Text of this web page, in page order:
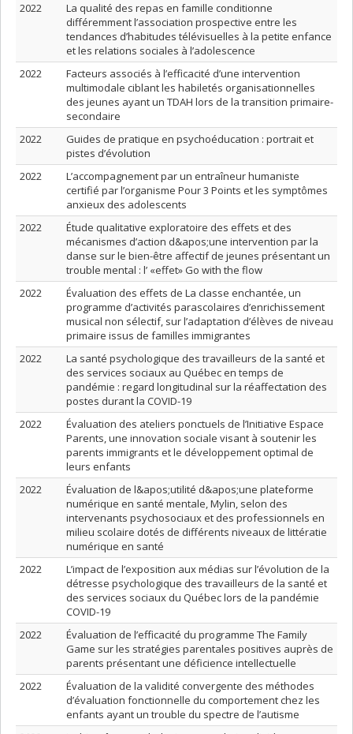
2022
La qualité des repas en famille conditionne
différemment l’association prospective entre les
tendances d’habitudes télévisuelles à la petite enfance
et les relations sociales à l’adolescence
2022
Facteurs associés à l’efficacité d’une intervention
multimodale ciblant les habiletés organisationnelles
des jeunes ayant un TDAH lors de la transition primaire-
secondaire
2022
Guides de pratique en psychoéducation : portrait et
pistes d’évolution
2022
L’accompagnement par un entraîneur humaniste
certifié par l’organisme Pour 3 Points et les symptômes
anxieux des adolescents
2022
Étude qualitative exploratoire des effets et des
mécanismes d’action d&apos;une intervention par la
danse sur le bien-être affectif de jeunes présentant un
trouble mental : l’ «effet» Go with the flow
2022
Évaluation des effets de La classe enchantée, un
programme d’activités parascolaires d’enrichissement
musical non sélectif, sur l’adaptation d’élèves de niveau
primaire issus de familles immigrantes
2022
La santé psychologique des travailleurs de la santé et
des services sociaux au Québec en temps de
pandémie : regard longitudinal sur la réaffectation des
postes durant la COVID-19
2022
Évaluation des ateliers ponctuels de l’Initiative Espace
Parents, une innovation sociale visant à soutenir les
parents immigrants et le développement optimal de
leurs enfants
2022
Évaluation de l&apos;utilité d&apos;une plateforme
numérique en santé mentale, Mylin, selon des
intervenants psychosociaux et des professionnels en
milieu scolaire dotés de différents niveaux de littératie
numérique en santé
2022
L’impact de l’exposition aux médias sur l’évolution de la
détresse psychologique des travailleurs de la santé et
des services sociaux du Québec lors de la pandémie
COVID-19
2022
Évaluation de l’efficacité du programme The Family
Game sur les stratégies parentales positives auprès de
parents présentant une déficience intellectuelle
2022
Évaluation de la validité convergente des méthodes
d’évaluation fonctionnelle du comportement chez les
enfants ayant un trouble du spectre de l’autisme